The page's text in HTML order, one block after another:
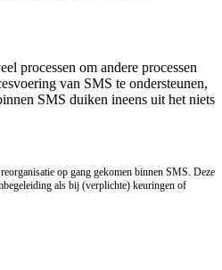
processen om andere processen
van SMS te ondersteunen,
SMS duiken ineens uit het niets
op gang gekomen binnen SMS. Deze
als bij (verplichte) keuringen of